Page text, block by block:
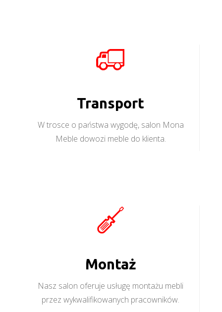
Transport
W trosce o państwa wygodę, salon Mona
Meble dowozi meble do klienta.
Montaż
Nasz salon oferuje usługę montażu mebli
przez wykwalifikowanych pracowników.